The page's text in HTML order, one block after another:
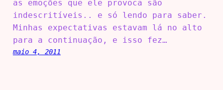
as emoções que ele provoca são
indescritíveis.. e só lendo para saber.
Minhas expectativas estavam lá no alto
para a continuação, e isso fez…
maio 4, 2011